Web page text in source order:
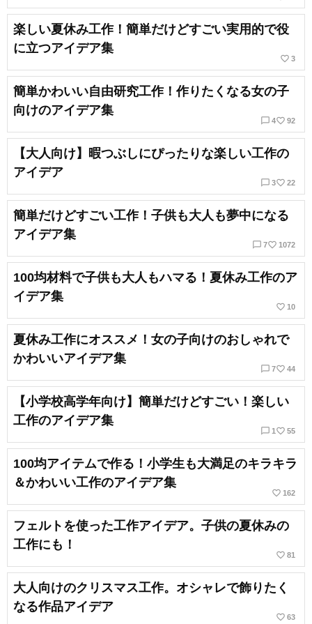
楽しい夏休み工作！簡単だけどすごい実用的で役
に立つアイデア集
favorite_border 3
簡単かわいい自由研究工作！作りたくなる女の子
向けのアイデア集
chat_bubble_outline 4favorite_border 92
【大人向け】暇つぶしにぴったりな楽しい工作の
アイデア
chat_bubble_outline 3favorite_border 22
簡単だけどすごい工作！子供も大人も夢中になる
アイデア集
chat_bubble_outline 7favorite_border 1072
100均材料で子供も大人もハマる！夏休み工作のア
イデア集
favorite_border 10
夏休み工作にオススメ！女の子向けのおしゃれで
かわいいアイデア集
chat_bubble_outline 7favorite_border 44
【小学校高学年向け】簡単だけどすごい！楽しい
工作のアイデア集
chat_bubble_outline 1 favorite_border 55
100均アイテムで作る！小学生も大満足のキラキラ
＆かわいい工作のアイデア集
favorite_border 162
フェルトを使った工作アイデア。子供の夏休みの
工作にも！
favorite_border 81
大人向けのクリスマス工作。オシャレで飾りたく
なる作品アイデア
favorite_border 63